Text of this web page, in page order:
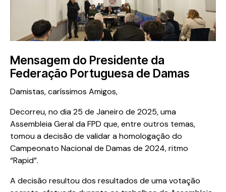
Mensagem do Presidente da
Federação Portuguesa de Damas
Damistas, caríssimos Amigos,
Decorreu, no dia 25 de Janeiro de 2025, uma
Assembleia Geral da FPD que, entre outros temas,
tomou a decisão de validar a homologação do
Campeonato Nacional de Damas de 2024, ritmo
“Rapid”.
A decisão resultou dos resultados de uma votação